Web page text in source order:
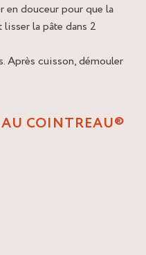
en douceur pour que la
lisser la pâte dans 2
Après cuisson, démouler
AU COINTREAU®